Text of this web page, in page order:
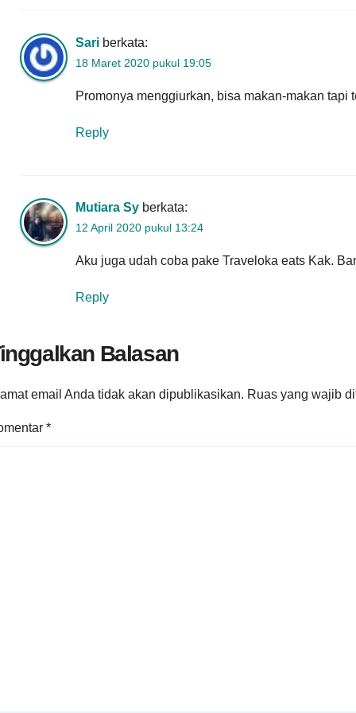
Sari berkata:
18 Maret 2020 pukul 19:05
Promonya menggiurkan, bisa makan-makan
Reply
Mutiara Sy berkata:
12 April 2020 pukul 13:24
Aku juga udah coba pake Traveloka eats Kak.
Reply
Balasan
email Anda tidak akan dipublikasikan. Ruas yang wajib
*